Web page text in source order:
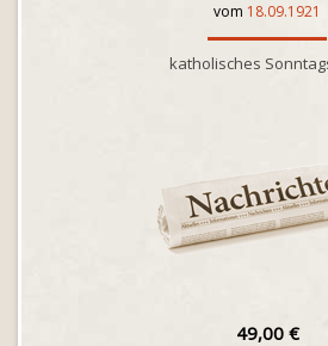
vom 18.09.1921
katholisches
49,00 €